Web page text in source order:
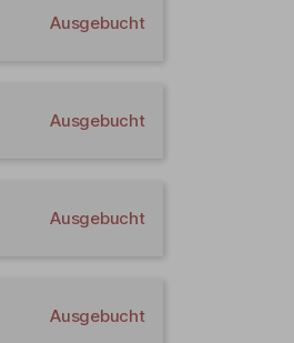
Ausgebucht
Ausgebucht
Ausgebucht
Ausgebucht